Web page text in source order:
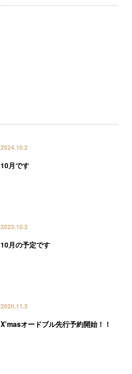
2024.10.2
10月です
2023.10.2
10月の予定です
2020.11.3
X’masオードブル先行予約開始！！